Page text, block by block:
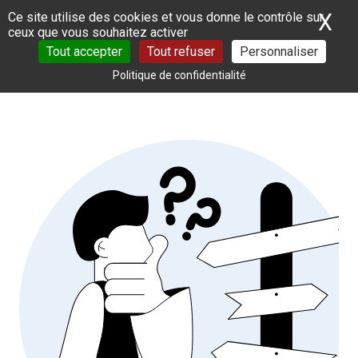
Panneau de gestion des cookies
Ce site utilise des cookies et vous donne le contrôle sur
ceux que vous souhaitez activer
Tout accepter
Tout refuser Personnaliser
Politique de confidentialité
X